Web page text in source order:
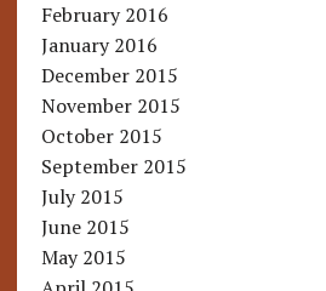
February 2016
January 2016
December 2015
November 2015
October 2015
September 2015
July 2015
June 2015
May 2015